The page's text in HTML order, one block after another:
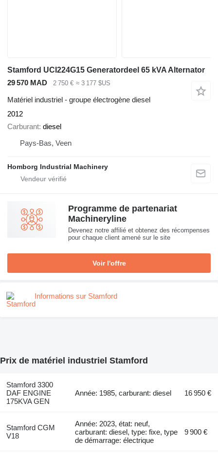
Stamford UCI224G15 Generatordeel 65 kVA Alternator
29 570 MAD
2 750 € ≈ 3 177 $US
Matériel industriel - groupe électrogène diesel
2012
Carburant diesel
Pays-Bas, Veen
Homborg Industrial Machinery
Programme de partenariat
Machineryline
Devenez notre affilié et obtenez des récompenses
pour chaque client amené sur le site
Voir l'offre
Informations sur Stamford
Prix de matériel industriel Stamford
Stamford 3300
DAF ENGINE
175KVA GEN
Année: 1985, carburant: diesel 16 950 €
Stamford CGM
V18
Année: 2023, état: neuf,
carburant: diesel, type: fixe, type
de démarrage: électrique
9 900 €